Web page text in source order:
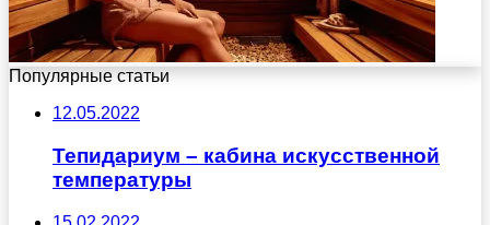
Популярные статьи
12.05.2022
Тепидариум – кабина искусственной
температуры